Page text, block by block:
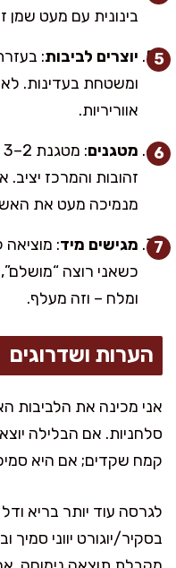
בינונית עם מעט
יוצרים לביבות:
ומשטחת בעדינות.
אווריריות.
מטגנים
זהובות והמרכז
מנמיכה מעט את
מגישים מיד: מוציאה
כשאני רוצה “מושלם”,
ומלח – וזה מעלף.
הערות ושדרוגים
אני מכינה את הלביבות
סלחניות. אם הבלילה
קמח שקדים; אם היא
לגרסה עוד יותר בריא
בסקיר/יוגורט יווני סמיך